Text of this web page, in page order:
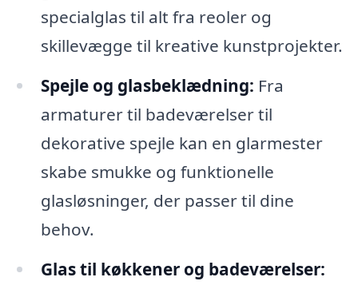
specialglas til alt fra reoler og
skillevægge til kreative kunstprojekter.
Spejle og glasbeklædning: Fra
armaturer til badeværelser til
dekorative spejle kan en glarmester
skabe smukke og funktionelle
glasløsninger, der passer til dine
behov.
Glas til køkkener og badeværelser: